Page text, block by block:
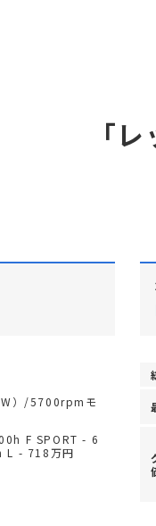
「
）/5700rpmモ
F SPORT - 6
L - 718万円